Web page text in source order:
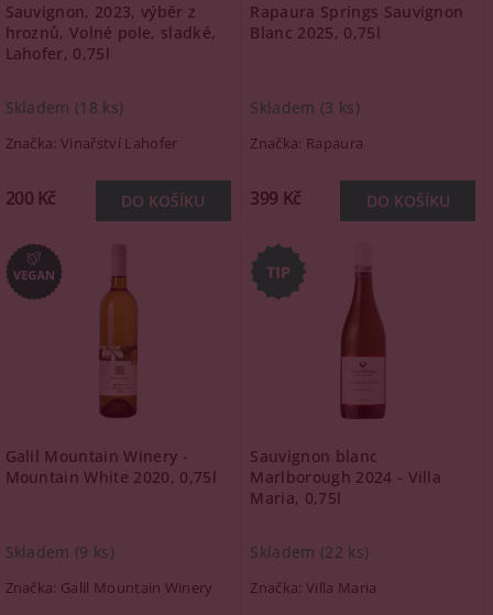
Sauvignon, 2023, výběr z
hroznů, Volné pole, sladké,
Lahofer, 0,75l
Skladem (18 ks)
Značka:Vinařství Lahofer
200 Kč
Rapaura Springs Sauvignon
Blanc 2025, 0,75l
Skladem (3 ks)
Značka: Rapaura
399 Kč
Galil Mountain Winery -
Mountain White 2020, 0,75l
Skladem (9 ks)
Značka: Galil Mountain Winery
Sauvignon blanc
Marlborough 2024 - Villa
Maria, 0,75l
Skladem (22 ks)
Značka: Villa Maria